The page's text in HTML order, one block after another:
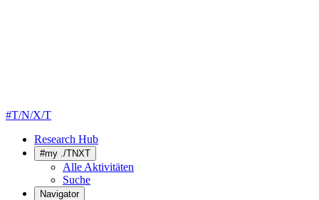
#T/N/X/T
Research Hub
#my ./TNXT
Alle Aktivitäten
Suche
Navigator